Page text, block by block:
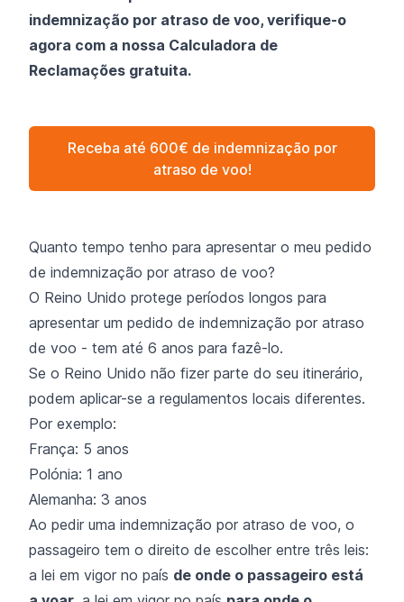
indemnização por atraso de voo, verifique-o
agora com a nossa Calculadora de
Reclamações gratuita.
Receba até 600€ de indemnização por
atraso de voo!
Quanto tempo tenho para apresentar o meu pedido
de indemnização por atraso de voo?
O Reino Unido protege períodos longos para
apresentar um pedido de indemnização por atraso
de voo - tem até 6 anos para fazê-lo.
Se o Reino Unido não fizer parte do seu itinerário,
podem aplicar-se a regulamentos locais diferentes.
Por exemplo:
França: 5 anos
Polónia: 1 ano
Alemanha: 3 anos
Ao pedir uma indemnização por atraso de voo, o
passageiro tem o direito de escolher entre três leis:
a lei em vigor no país de onde o passageiro está